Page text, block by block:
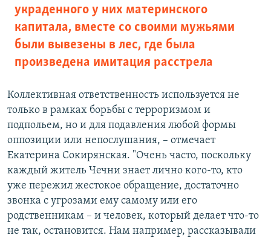
украденного у них материнского
капитала, вместе со своими мужьями
были вывезены в лес, где была
произведена имитация расстрела
Коллективная ответственность используется не
только в рамках борьбы с терроризмом и
подпольем, но и для подавления любой формы
оппозиции или непослушания, – отмечает
Екатерина Сокирянская. "Очень часто, поскольку
каждый житель Чечни знает лично кого-то, кто
уже пережил жестокое обращение, достаточно
звонка с угрозами ему самому или его
родственникам – и человек, который делает что-то
не так, остановится. Нам например, рассказывали